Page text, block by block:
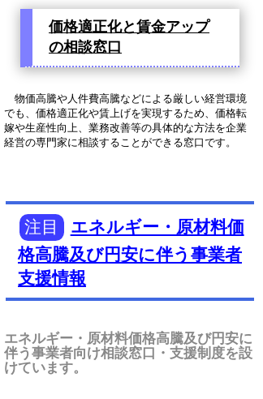
価格適正化と賃金アップ
の相談窓口
物価高騰や人件費高騰などによる厳しい経営環境
でも、価格適正化や賃上げを実現するため、価格転
嫁や生産性向上、業務改善等の具体的な方法を企業
経営の専門家に相談することができる窓口です。
注目
エネルギー・原材料価
格高騰及び円安に伴う事業者
支援情報
エネルギー・原材料価格高騰及び円安に
伴う事業者向け相談窓口・支援制度を設
けています。